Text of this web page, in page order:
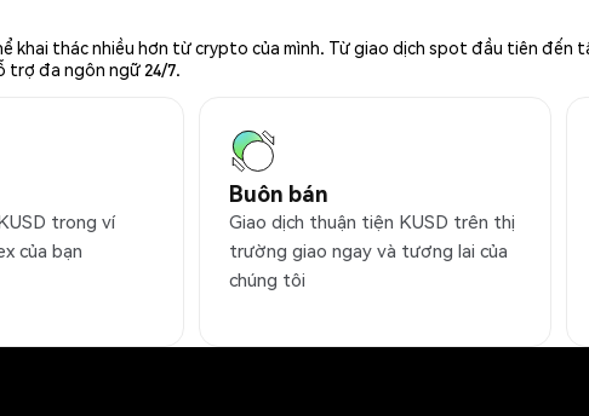
khai thác nhiều hơn từ crypto của mình. Từ giao dịch spot đầu tiên
trợ đa ngôn ngữ 24/7.
trong ví
của bạn
Buôn bán
Giao dịch thuận tiện KUSD trên thị
trường giao ngay và tương lai của
chúng tôi